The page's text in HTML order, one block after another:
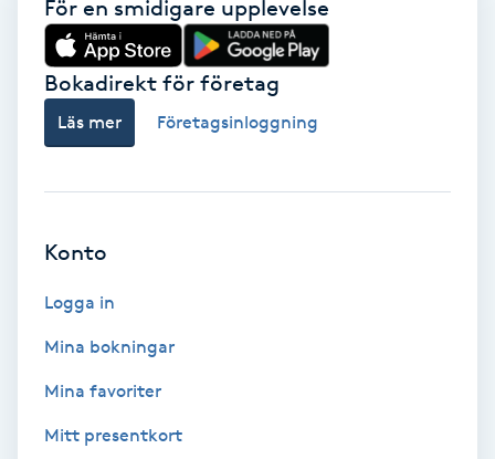
BIAB
Blowout
Bottenfärg
Brynformning
Brynfärgning
Bröllopsuppsättning
För en smidigare upplevelse
Bokadirekt för företag
Läs mer Företagsinloggning
Konto
Logga in
Mina bokningar
Mina favoriter
Mitt presentkort